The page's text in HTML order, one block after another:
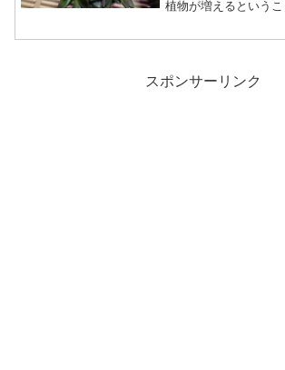
植物が増えるというこ
スポンサーリンク